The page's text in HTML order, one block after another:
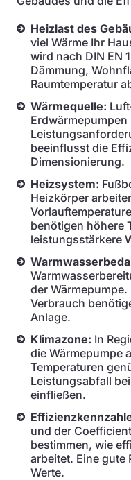
Heizlast des
viel Wärme Ihr
wird nach DIN EN
Dämmung,
Raumtemperatur
Wärmequelle:
beeinflusst die
Dimensionierung.
Heizsystem:
Heizkörper
benötigen höhere
leistungsstärkere
der
Verbrauch
Anlage.
Klimazone: In
die Wärmepumpe
Temperaturen
Leistungsabfall
einfließen.
und der
bestimmen, wie
arbeitet. Eine
Werte.